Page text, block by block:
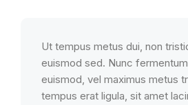
Ut tempus metus dui, non
euismod sed. Nunc
euismod, vel maximus metus
tempus erat ligula, sit amet